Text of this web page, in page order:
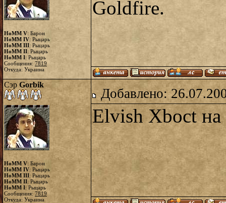
HoMM V: Барон
HoMM IV: Рыцарь
HoMM III: Рыцарь
HoMM II: Рыцарь
HoMM I: Рыцарь
Сообщения: 7819
Откуда: Украина
Goldfire.
Сэр Gorbik
HoMM V: Барон
HoMM IV: Рыцарь
HoMM III: Рыцарь
HoMM II: Рыцарь
HoMM I: Рыцарь
Сообщения: 7819
Откуда: Украина
Добавлено:
Elvish Xboct на